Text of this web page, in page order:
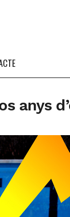
anys